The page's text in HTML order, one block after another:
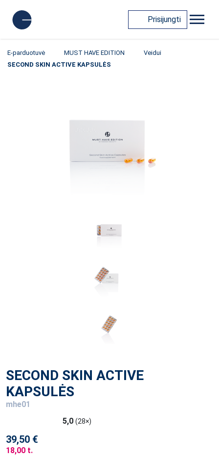
Prisijungti
E-parduotuvė MUST HAVE EDITION
Veidui
SECOND SKIN ACTIVE KAPSULĖS
SECOND SKIN ACTIVE
KAPSULĖS
mhe01
5,0 (28×)
39,50 €
18,00 t.